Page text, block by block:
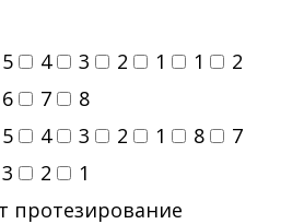
5 4 3 2 1 1
2
6 7
8
5 4 3 2 1 8
7
3 2
1
протезирование